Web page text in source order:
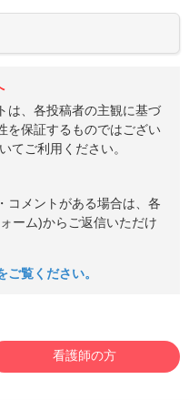
は、各投稿者の主観に基づ
を保証するものではござい
てご利用ください。
コメントがある場合は、各
ーム)からご返信いただけ
覧ください。
看護師の方